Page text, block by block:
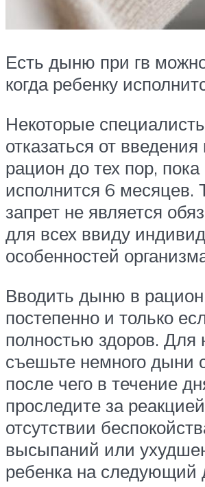
Есть дыню при гв
когда ребенку
Некоторые
отказаться от введения
рацион до тех пор,
исполнится 6 месяцев.
запрет не является
для всех ввиду
особенностей
Вводить дыню в
постепенно и только
полностью здоров. Для
съешьте немного дыни
после чего в течение
проследите за
отсутствии
высыпаний или
ребенка на следующий